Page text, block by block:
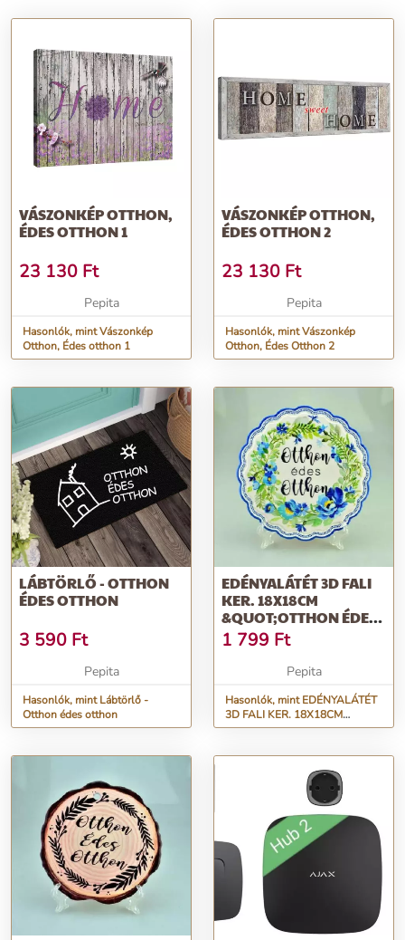
VÁSZONKÉP OTTHON,
ÉDES OTTHON 1
23 130 Ft
Pepita
Hasonlók, mint Vászonkép
Otthon, Édes otthon 1
VÁSZONKÉP OTTHON,
ÉDES OTTHON 2
23 130 Ft
Pepita
Hasonlók, mint Vászonkép
Otthon, Édes Otthon 2
LÁBTÖRLŐ - OTTHON
ÉDES OTTHON
3 590 Ft
Pepita
Hasonlók, mint Lábtörlő -
Otthon édes otthon
EDÉNYALÁTÉT 3D FALI
KER. 18X18CM
&QUOT;OTTHON ÉDES
OTTHON&QUOT;
1 799 Ft
Pepita
Hasonlók, mint EDÉNYALÁTÉT
3D FALI KER. 18X18CM
&quot;OTTHON ÉDES